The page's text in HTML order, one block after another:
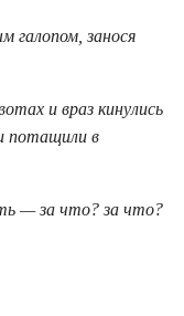
галопом, занося
и враз кинулись
потащили в
— за что? за что?